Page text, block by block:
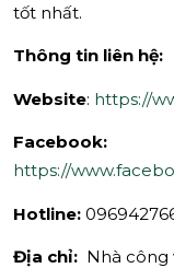
tốt nhất.
Thông tin liên hệ:
Website: https://
Facebook:
https://
Hotline:
Địa chỉ: Nhà công